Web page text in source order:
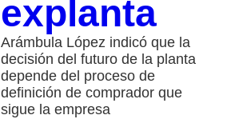
explanta
Arámbula López indicó que la
decisión del futuro de la planta
depende del proceso de
definición de comprador que
sigue la empresa